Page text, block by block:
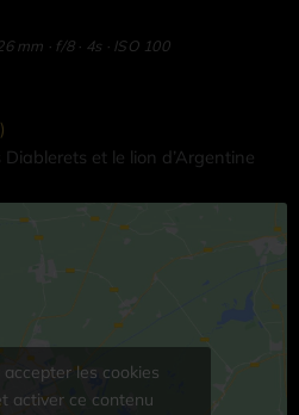
mm · f/8 · 4s · ISO 100
et le lion d’Argentine
les cookies
activer ce contenu